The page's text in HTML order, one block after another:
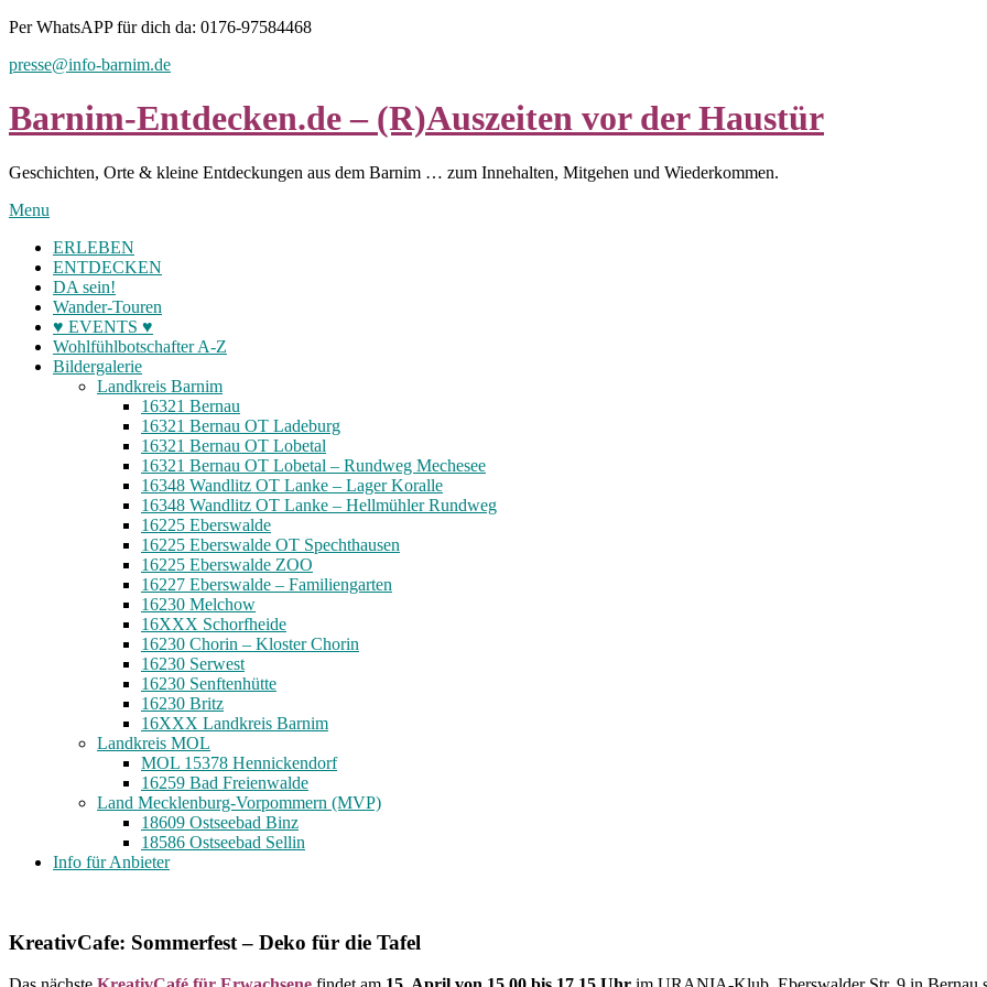
Skip
content
Per WhatsAPP für dich da: 0176-97584468
presse@info-barnim.de
Barnim-Entdecken.de – (R)Auszeiten vor der Haustür
Geschichten, Orte & kleine Entdeckungen aus dem Barnim … zum Innehalten, Mitgehen und Wiederkommen.
Menu
ERLEBEN
ENTDECKEN
DA sein!
Wander-Touren
♥ EVENTS ♥
Wohlfühlbotschafter A-Z
Bildergalerie
Landkreis Barnim
16321 Bernau
16321 Bernau OT Ladeburg
16321 Bernau OT Lobetal
16321 Bernau OT Lobetal – Rundweg Mechesee
16348 Wandlitz OT Lanke – Lager Koralle
16348 Wandlitz OT Lanke – Hellmühler Rundweg
16225 Eberswalde
16225 Eberswalde OT Spechthausen
16225 Eberswalde ZOO
16227 Eberswalde – Familiengarten
16230 Melchow
16XXX Schorfheide
16230 Chorin – Kloster Chorin
16230 Serwest
16230 Senftenhütte
16230 Britz
16XXX Landkreis Barnim
Landkreis MOL
MOL 15378 Hennickendorf
16259 Bad Freienwalde
Land Mecklenburg-Vorpommern (MVP)
18609 Ostseebad Binz
18586 Ostseebad Sellin
Info für Anbieter
KreativCafe: Sommerfest – Deko für die Tafel